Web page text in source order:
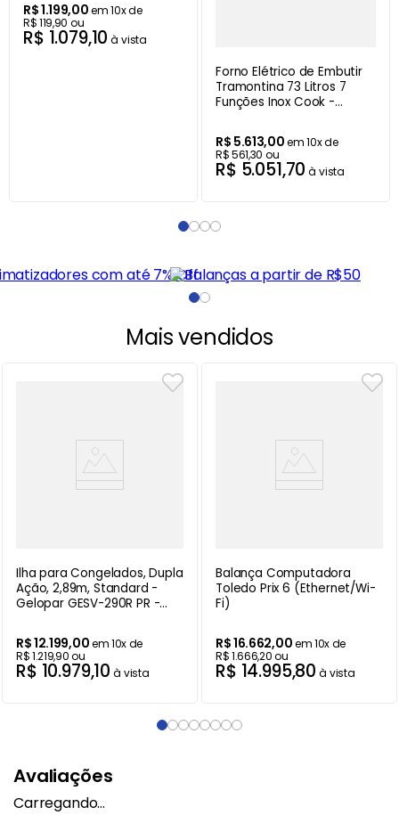
R$1.199,00em10x de
R$119,90 ou
R$ 1.079,10 à vista
Forno Elétrico de Embutir
Tramontina 73 Litros 7
Funções Inox Cook -
R$ 5.613,00em10x de
R$561,30 ou
R$ 5.051,70 à vista
Mais vendidos
Ilha para Congelados, Dupla
Ação, 2,89m, Standard -
Gelopar GESV-290R PR -
R$12.199,00em10x de
R$1.219,90ou
R$ 10.979,10 à vista
Balança Computadora
Toledo Prix 6 (Ethernet/Wi-
Fi)
R$16.662,00em10x de
R$1.666,20ou
R$ 14.995,80 à vista
Avaliações
Carregando…